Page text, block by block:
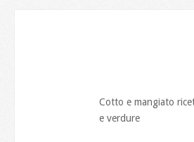
Cotto e mangiato
e verdure